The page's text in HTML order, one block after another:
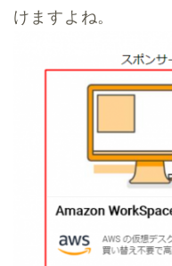
けますよね。